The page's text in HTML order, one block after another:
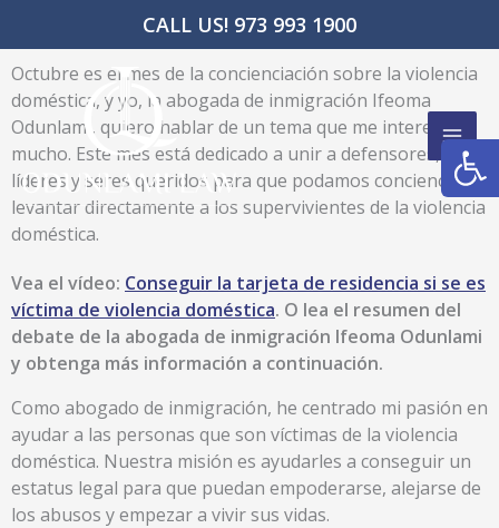
CALL US! 973 993 1900
contenido
Octubre es el mes de la concienciación sobre la violencia
doméstica, y yo, la abogada de inmigración Ifeoma
Odunlami, quiero hablar de un tema que me interesa
mucho. Este mes está dedicado a unir a defensores,
líderes y seres queridos para que podamos concienciar y
levantar directamente a los supervivientes de la violencia
doméstica.
Vea el vídeo: Conseguir la tarjeta de residencia si se es
víctima de violencia doméstica. O lea el resumen del
debate de la abogada de inmigración Ifeoma Odunlami
y obtenga más información a continuación.
Como abogado de inmigración, he centrado mi pasión en
ayudar a las personas que son víctimas de la violencia
doméstica. Nuestra misión es ayudarles a conseguir un
estatus legal para que puedan empoderarse, alejarse de
los abusos y empezar a vivir sus vidas.